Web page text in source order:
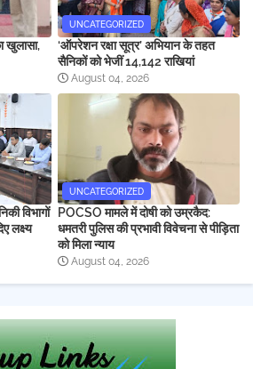
खुलासा,
UNCATEGORIZED
‘ऑपरेशन रक्षा सूत्र’ अभियान के तहत
सैनिकों को भेजीं 14,142 राखियां
August 04, 2026
विभागों
लक्ष्य
UNCATEGORIZED
POCSO मामले में दोषी को उम्रकैद:
धमतरी पुलिस की प्रभावी विवेचना से पीड़िता
को मिला न्याय
August 04, 2026